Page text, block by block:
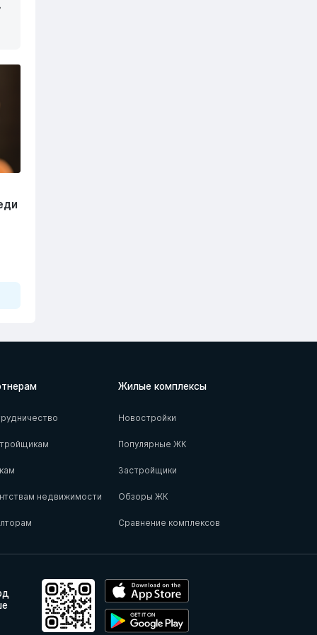
недвижимости
Жилые комплексы
Новостройки
Популярные ЖК
Застройщики
Обзоры ЖК
Сравнение комплексов